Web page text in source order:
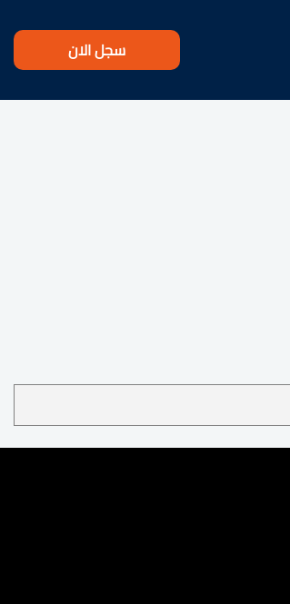
سجل الان